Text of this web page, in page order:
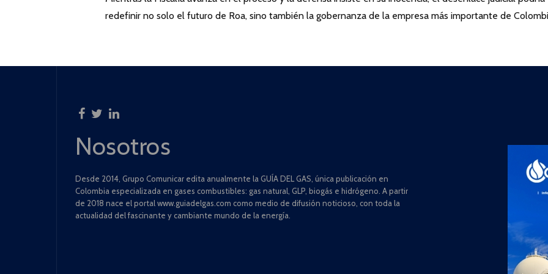
redefinir no solo el futuro de Roa, sino también la gobernanza de la empresa más importante de
Nosotros
Desde 2014, Grupo Comunicar edita anualmente la GUÍA DEL GAS, única publicación en
Colombia especializada en gases combustibles: gas natural, GLP, biogás e hidrógeno. A partir
de 2018 nace el portal www.guiadelgas.com como medio de difusión noticioso, con toda la
actualidad del fascinante y cambiante mundo de la energía.